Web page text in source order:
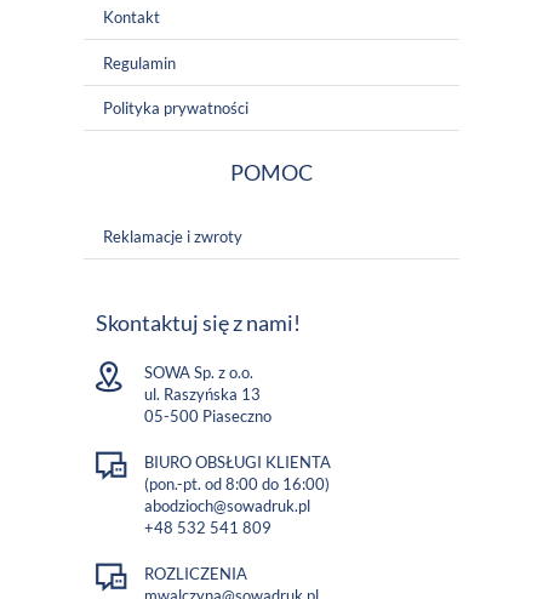
Kontakt
Regulamin
Polityka prywatności
POMOC
Reklamacje i zwroty
Skontaktuj się z nami!
SOWA Sp. z o.o.
ul. Raszyńska 13
05-500 Piaseczno
BIURO OBSŁUGI KLIENTA
(pon.-pt. od 8:00 do 16:00)
abodzioch@sowadruk.pl
+48 532 541 809
ROZLICZENIA